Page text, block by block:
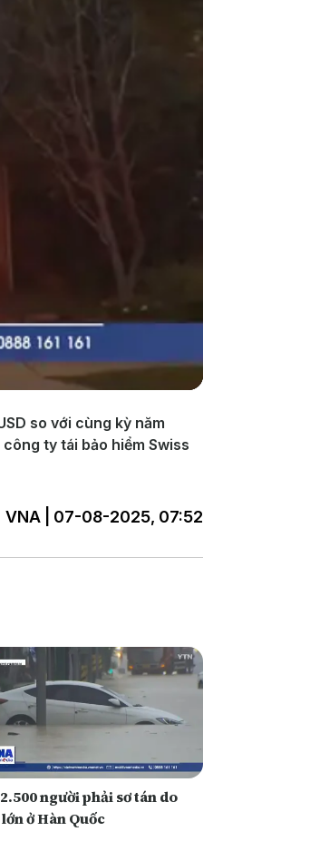
so với cùng kỳ năm
ty tái bảo hiểm Swiss
VNA | 07-08-2025, 07:52
người phải sơ tán do
ở Hàn Quốc